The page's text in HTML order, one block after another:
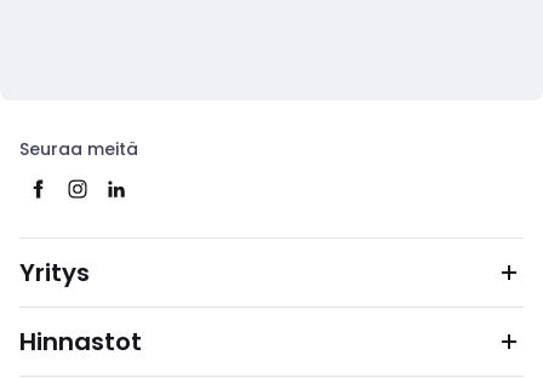
Seuraa meitä
Yritys
Hinnastot